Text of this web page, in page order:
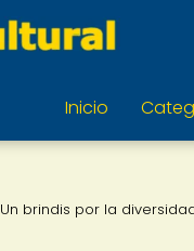
Inicio
Un brindis por la